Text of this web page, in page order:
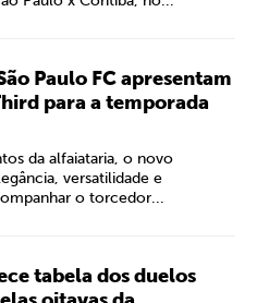
Paulo FC apresentam
para a temporada
da alfaiataria, o novo
versatilidade e
o torcedor...
tabela dos duelos